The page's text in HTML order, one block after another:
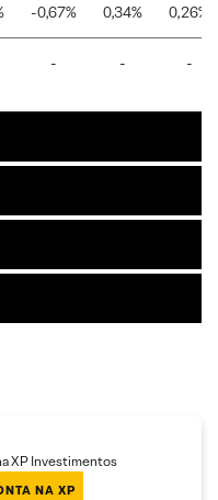
-0,67% 0,34% 0,26%
- - -
XP Investimentos
NA XP